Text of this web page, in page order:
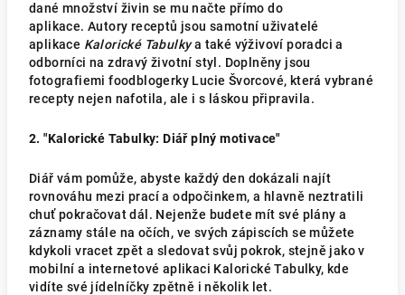
dané množství živin se mu načte přímo do
aplikace. Autory receptů jsou samotní uživatelé
aplikace Kalorické Tabulkya také výživoví poradci a
odborníci na zdravý životní styl. Doplněny jsou
fotografiemi foodblogerky Lucie Švorcové, která vybrané
recepty nejen nafotila, ale i s láskou připravila.
2. "Kalorické Tabulky: Diář plný motivace"
Diář vám pomůže, abyste každý den dokázali najít
rovnováhu mezi prací a odpočinkem, a hlavně neztratili
chuť pokračovat dál. Nejenže budete mít své plány a
záznamy stále na očích, ve svých zápiscích se můžete
kdykoli vracet zpět a sledovat svůj pokrok, stejně jako v
mobilní a internetové aplikaci Kalorické Tabulky, kde
vidíte své jídelníčky zpětně i několik let.